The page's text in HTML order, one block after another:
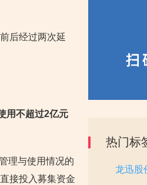
后经过两次延
用不超过2亿元
理与使用情况的
接投入募集资金
热门标
龙迅股